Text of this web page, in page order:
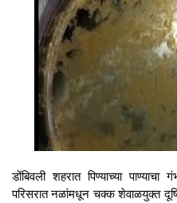
डोंबिवली शहरात पिण्याच्या
परिसरात नळांमधून चक्क शेवाळयुक्त